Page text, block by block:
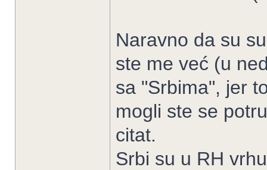
Naravno da su
ste me već (u
sa "Srbima", jer
mogli ste se
citat.
Srbi su u RH